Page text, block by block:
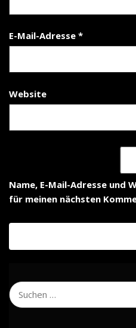
E-Mail-Adresse *
Website
Name, E-Mail-Adresse und
für meinen nächsten
Suchen
nach: